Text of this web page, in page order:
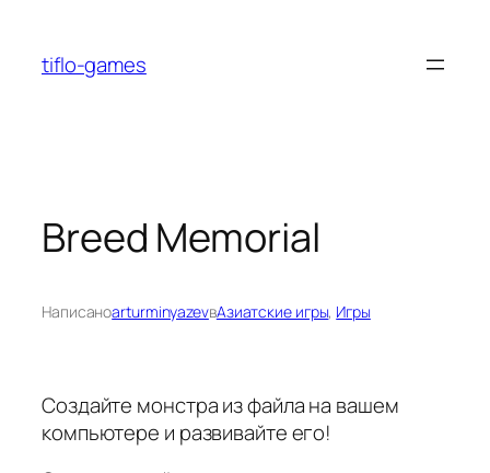
содержимому
tiflo-games
Breed Memorial
НаписаноarturminyazevвАзиатские игры, Игры
Создайте монстра из файла на вашем
компьютере и развивайте его!